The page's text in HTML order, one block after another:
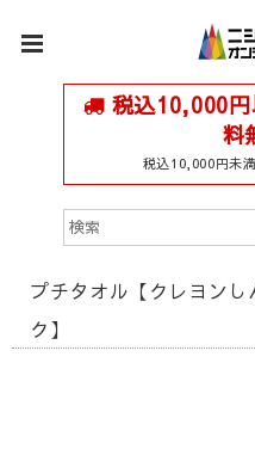
税込10,000
料
税込10,000円未
プチタオル【クレヨン
ク】